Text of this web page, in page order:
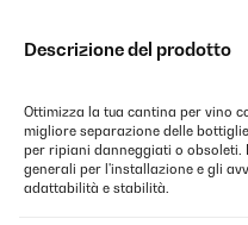
Descrizione del prodotto
Ottimizza la tua cantina per vino
migliore separazione delle
per ripiani danneggiati o obsoleti.
generali per l'installazione e gli
adattabilità e stabilità.